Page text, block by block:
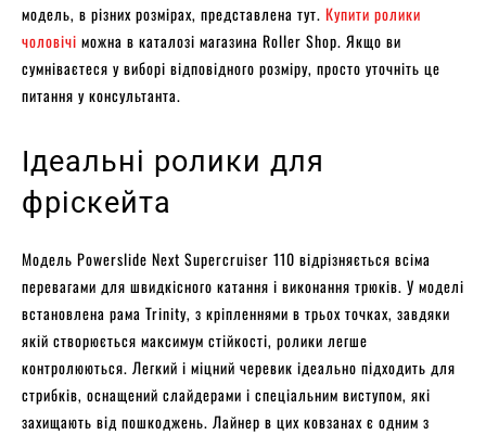
модель, в різних розмірах, представлена ​​тут. Купити ролики
чоловічі можна в каталозі магазина Roller Shop. Якщо ви
сумніваєтеся у виборі відповідного розміру, просто уточніть це
питання у консультанта.
Ідеальні ролики для
фріскейта
Модель Powerslide Next Supercruiser 110 відрізняється всіма
перевагами для швидкісного катання і виконання трюків. У моделі
встановлена ​​рама Trinity, з кріпленнями в трьох точках, завдяки
якій створюється максимум стійкості, ролики легше
контролюються. Легкий і міцний черевик ідеально підходить для
стрибків, оснащений слайдерами і спеціальним виступом, які
захищають від пошкоджень. Лайнер в цих ковзанах є одним з